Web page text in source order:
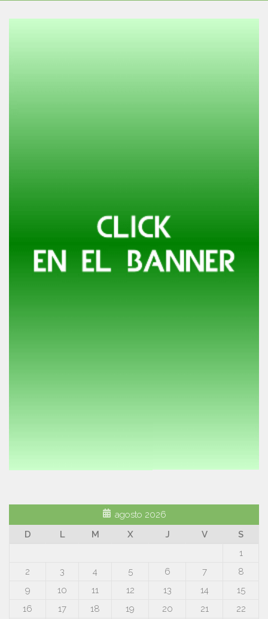
agosto 2026
D
L M X J V
S
1
2
3 4 5 6 7
8
9
10 11 12 13 14
15
16
17 18 19 20 21
22